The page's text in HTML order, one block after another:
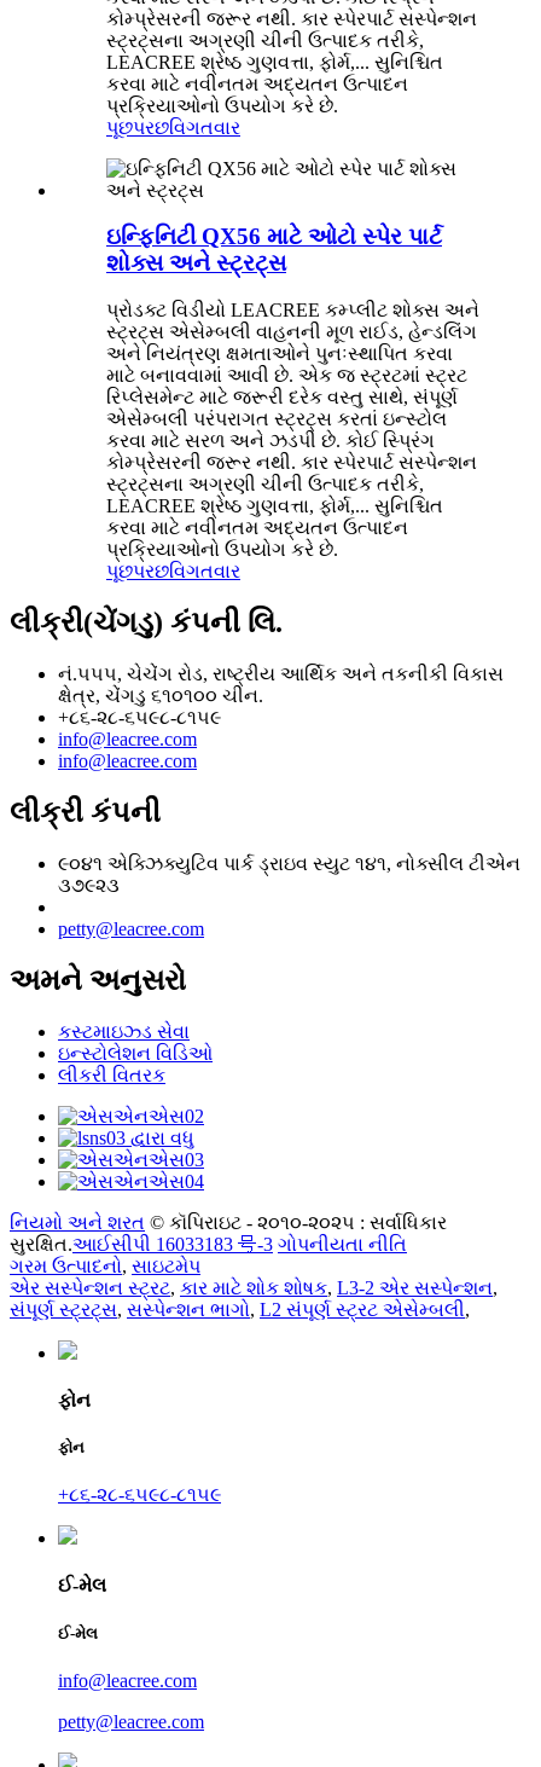
કોમ્પ્રેસરની જરૂર નથી. કાર સ્પેરપાર્ટ સસ્પેન્શન
સ્ટ્રટ્સના અગ્રણી ચીની ઉત્પાદક તરીકે,
LEACREE શ્રેષ્ઠ ગુણવત્તા, ફોર્મ,... સુનિશ્ચિત
કરવા માટે નવીનતમ અદ્યતન ઉત્પાદન
પ્રક્રિયાઓનો ઉપયોગ કરે છે.
પૂછપરછવિગતવાર
ઇન્ફિનિટી QX56 માટે ઓટો સ્પેર પાર્ટ
શોક્સ અને સ્ટ્રટ્સ
પ્રોડક્ટ વિડીયો LEACREE કમ્પ્લીટ શોક્સ અને
સ્ટ્રટ્સ એસેમ્બલી વાહનની મૂળ રાઈડ, હેન્ડલિંગ
અને નિયંત્રણ ક્ષમતાઓને પુનઃસ્થાપિત કરવા
માટે બનાવવામાં આવી છે. એક જ સ્ટ્રટમાં સ્ટ્રટ
રિપ્લેસમેન્ટ માટે જરૂરી દરેક વસ્તુ સાથે, સંપૂર્ણ
એસેમ્બલી પરંપરાગત સ્ટ્રટ્સ કરતાં ઇન્સ્ટોલ
કરવા માટે સરળ અને ઝડપી છે. કોઈ સ્પ્રિંગ
કોમ્પ્રેસરની જરૂર નથી. કાર સ્પેરપાર્ટ સસ્પેન્શન
સ્ટ્રટ્સના અગ્રણી ચીની ઉત્પાદક તરીકે,
LEACREE શ્રેષ્ઠ ગુણવત્તા, ફોર્મ,... સુનિશ્ચિત
કરવા માટે નવીનતમ અદ્યતન ઉત્પાદન
પ્રક્રિયાઓનો ઉપયોગ કરે છે.
પૂછપરછવિગતવાર
લીક્રી(ચેંગડુ) કંપની લિ.
નં.૫૫૫, ચેચેંગ રોડ, રાષ્ટ્રીય આર્થિક અને તકનીકી વિકાસ
ક્ષેત્ર, ચેંગડુ ૬૧૦૧૦૦ ચીન.
+૮૬-૨૮-૬૫૯૮-૮૧૫૯
info@leacree.com
info@leacree.com
લીક્રી કંપની
૯૦૪૧ એક્ઝિક્યુટિવ પાર્ક ડ્રાઇવ સ્યુટ ૧૪૧, નોક્સીલ ટીએન
૩૭૯૨૩
petty@leacree.com
અમને અનુસરો
કસ્ટમાઇઝ્ડ સેવા
ઇન્સ્ટોલેશન વિડિઓ
લીકરી વિતરક
નિયમો અને શરત © કૉપિરાઇટ - ૨૦૧૦-૨૦૨૫ : સર્વાધિકાર
સુરક્ષિત.આઈસીપી 16033183 号-3 ગોપનીયતા નીતિ
ગરમ ઉત્પાદનો, સાઇટમેપ
એર સસ્પેન્શન સ્ટ્રટ, કાર માટે શોક શોષક, L3-2 એર સસ્પેન્શન,
સંપૂર્ણ સ્ટ્રટ્સ, સસ્પેન્શન ભાગો, L2 સંપૂર્ણ સ્ટ્રટ એસેમ્બલી,
ફોન
ફોન
+૮૬-૨૮-૬૫૯૮-૮૧૫૯
ઈ-મેલ
ઈ-મેલ
info@leacree.com
petty@leacree.com